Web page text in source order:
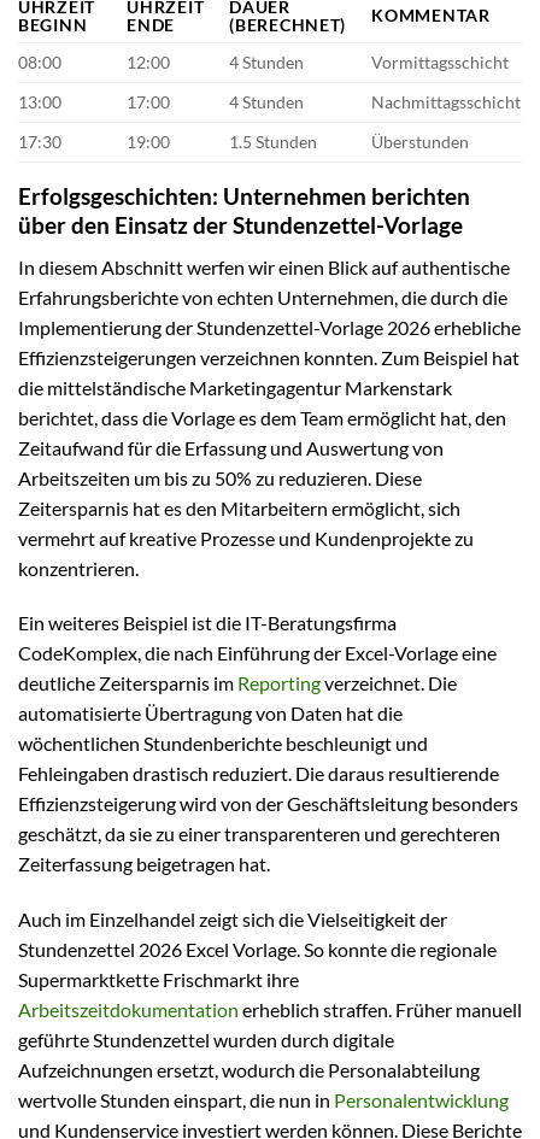
UHRZEIT
BEGINN
UHRZEIT
ENDE
DAUER
(BERECHNET)
KOMMENTAR
08:00 12:00 4 Stunden
Vormittagsschicht
13:00
17:00 4 Stunden
Nachmittagsschicht
17:30
19:00 1.5 Stunden Überstunden
Erfolgsgeschichten: Unternehmen berichten
über den Einsatz der Stundenzettel-Vorlage
In diesem Abschnitt werfen wir einen Blick auf authentische
Erfahrungsberichte von echten Unternehmen, die durch die
Implementierung der Stundenzettel-Vorlage 2026 erhebliche
Effizienzsteigerungen verzeichnen konnten. Zum Beispiel hat
die mittelständische Marketingagentur Markenstark
berichtet, dass die Vorlage es dem Team ermöglicht hat, den
Zeitaufwand für die Erfassung und Auswertung von
Arbeitszeiten um bis zu 50% zu reduzieren. Diese
Zeitersparnis hat es den Mitarbeitern ermöglicht, sich
vermehrt auf kreative Prozesse und Kundenprojekte zu
konzentrieren.
Ein weiteres Beispiel ist die IT-Beratungsfirma
CodeKomplex, die nach Einführung der Excel-Vorlage eine
deutliche Zeitersparnis im Reportingverzeichnet. Die
automatisierte Übertragung von Daten hat die
wöchentlichen Stundenberichte beschleunigt und
Fehleingaben drastisch reduziert. Die daraus resultierende
Effizienzsteigerung wird von der Geschäftsleitung besonders
geschätzt, da sie zu einer transparenteren und gerechteren
Zeiterfassung beigetragen hat.
Auch im Einzelhandel zeigt sich die Vielseitigkeit der
Stundenzettel 2026 Excel Vorlage. So konnte die regionale
Supermarktkette Frischmarkt ihre
Arbeitszeitdokumentation erheblich straffen. Früher manuell
geführte Stundenzettel wurden durch digitale
Aufzeichnungen ersetzt, wodurch die Personalabteilung
wertvolle Stunden einspart, die nun in Personalentwicklung
und Kundenservice investiert werden können. Diese Berichte